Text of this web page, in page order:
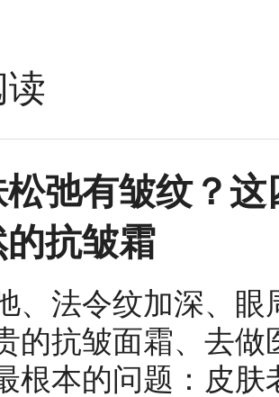
松弛有皱纹？
的抗皱霜
、法令纹加深、
的抗皱面霜、去
根本的问题：皮